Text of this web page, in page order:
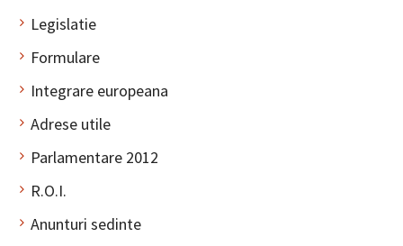
Legislatie
Formulare
Integrare europeana
Adrese utile
Parlamentare 2012
R.O.I.
Anunturi sedinte